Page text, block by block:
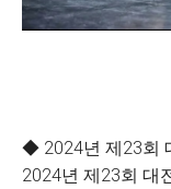
◆ 2024년 제23회
2024년 제23회 대